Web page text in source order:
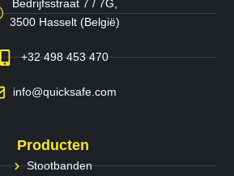
Bedrijfsstraat 7 / 7G,
3500 Hasselt (België)
+32 498 453 470
info@quicksafe.com
Producten
Stootbanden